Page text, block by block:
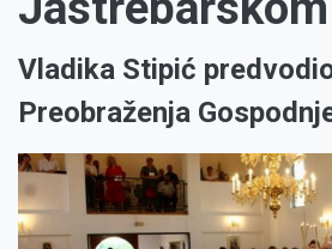
Vladika Stipić
Preobraženja